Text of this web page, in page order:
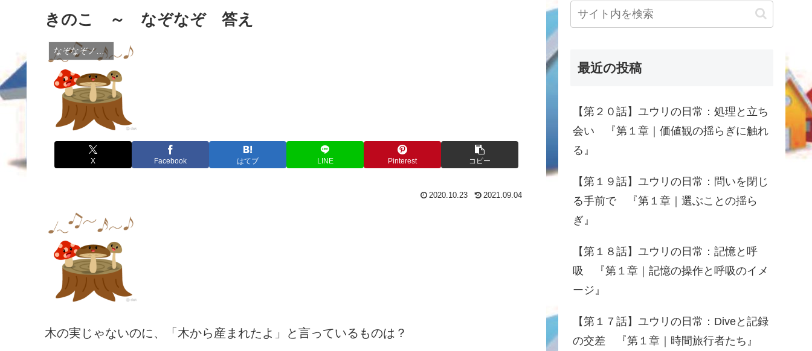
きのこ ～ なぞなぞ 答え
なぞなぞノート(100)
X Facebook はてブ LINE Pinterest コピー
2020.10.23 2021.09.04
木の実じゃないのに、「木から産まれたよ」と言っているものは？
最近の投稿
【第２０話】ユウリの日常：処理と立ち
会い 『第１章｜価値観の揺らぎに触れ
る』
【第１９話】ユウリの日常：問いを閉じ
る手前で 『第１章｜選ぶことの揺ら
ぎ』
【第１８話】ユウリの日常：記憶と呼
吸 『第１章｜記憶の操作と呼吸のイメ
ージ』
【第１７話】ユウリの日常：Diveと記録
の交差 『第１章｜時間旅行者たち』